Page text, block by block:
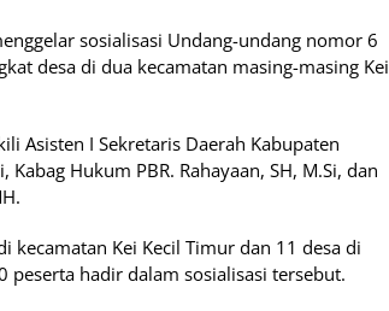
sosialisasi Undang-undang nomor 6
desa di dua kecamatan masing-masing Kei
Asisten I Sekretaris Daerah Kabupaten
Hukum PBR. Rahayaan, SH, M.Si, dan
kecamatan Kei Kecil Timur dan 11 desa di
peserta hadir dalam sosialisasi tersebut.